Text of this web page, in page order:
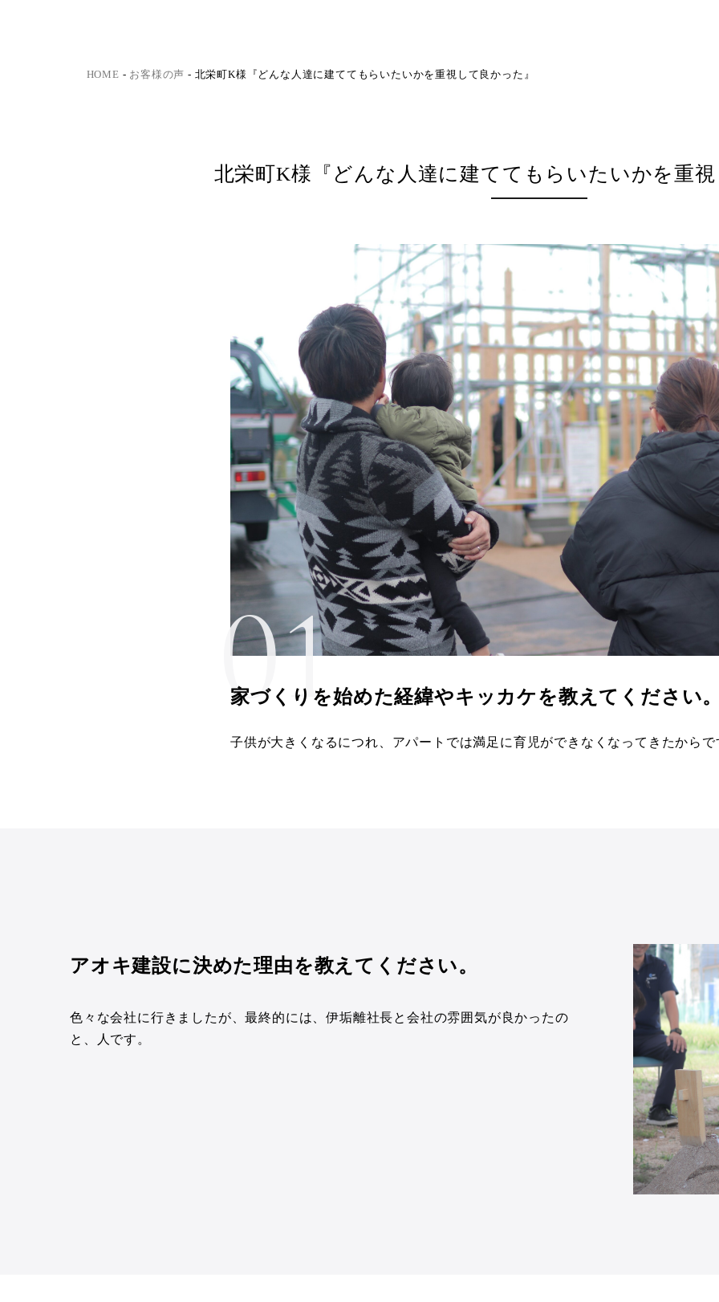
HOME - お客様の声 - 北栄町K様『どんな人達に建ててもらいたいかを重視して良かった』
北栄町K様『どんな人達に建ててもらいたいかを重
家づくりを始めた経緯やキッカケを教えてください
子供が大きくなるにつれ、アパートでは満足に育児ができなくなってきたからで
アオキ建設に決めた理由を教えてください。
色々な会社に行きましたが、最終的には、伊垢離社長と会社の雰囲気が良かったの
と、人です。